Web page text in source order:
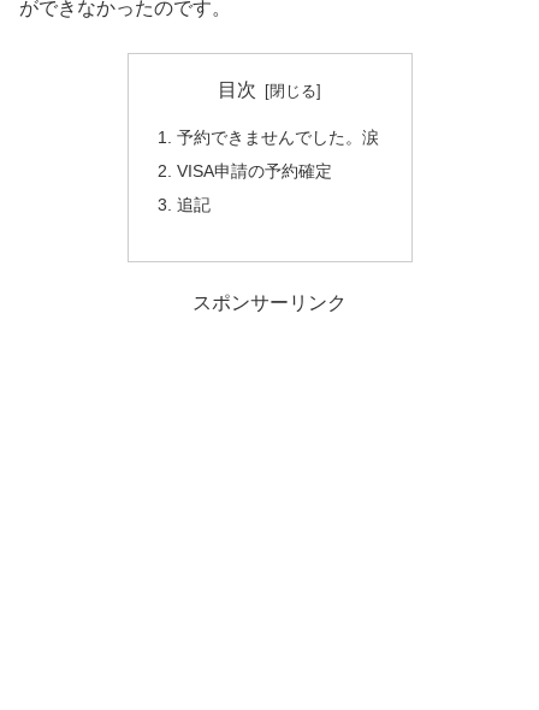
ができなかったのです。
目次
予約できませんでした。涙
VISA申請の予約確定
追記
スポンサーリンク